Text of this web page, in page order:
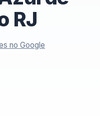
RJ
no Google